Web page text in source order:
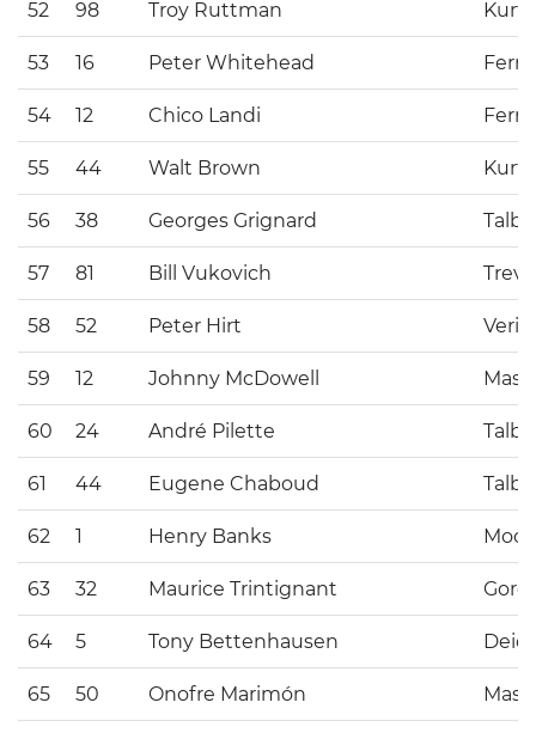
52 98 Troy Ruttman
53 16 Peter Whitehead
54 12 Chico Landi
55 44 Walt Brown
56 38 Georges Grignard
57 81 Bill Vukovich
58 52 Peter Hirt
59 12 Johnny McDowell
60 24 André Pilette
61 44 Eugene Chaboud
62 1 Henry Banks
63 32 Maurice Trintignant
64 5 Tony Bettenhausen Deidt
65 50 Onofre Marimón